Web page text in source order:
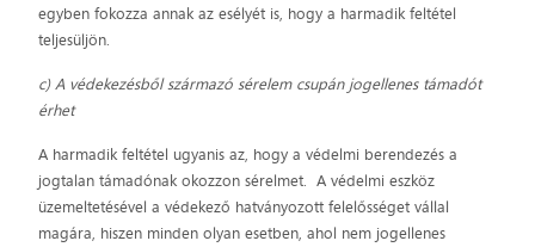
egyben fokozza annak az esélyét is, hogy a harmadik feltétel
teljesüljön.
c) A védekezésből származó sérelem csupán jogellenes támadót
érhet
A harmadik feltétel ugyanis az, hogy a védelmi berendezés a
jogtalan támadónak okozzon sérelmet. A védelmi eszköz
üzemeltetésével a védekező hatványozott felelősséget vállal
magára, hiszen minden olyan esetben, ahol nem jogellenes